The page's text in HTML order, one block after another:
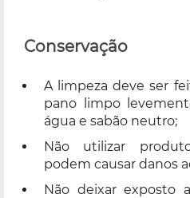
Conservação
A limpeza deve ser
pano limpo
água e sabão neutro;
Não utilizar
podem causar danos
Não deixar exposto